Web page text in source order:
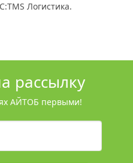
Логистика.
рассылку
АЙТОБ первыми!